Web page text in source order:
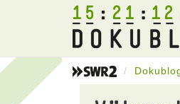
15 21 12